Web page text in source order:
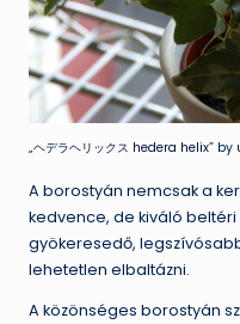
„ヘデラヘリックス hedera helix” by
A borostyán nemcsak a
kedvence, de kiváló
gyökeresedő,
lehetetlen elbaltázni.
A közönséges borostyán